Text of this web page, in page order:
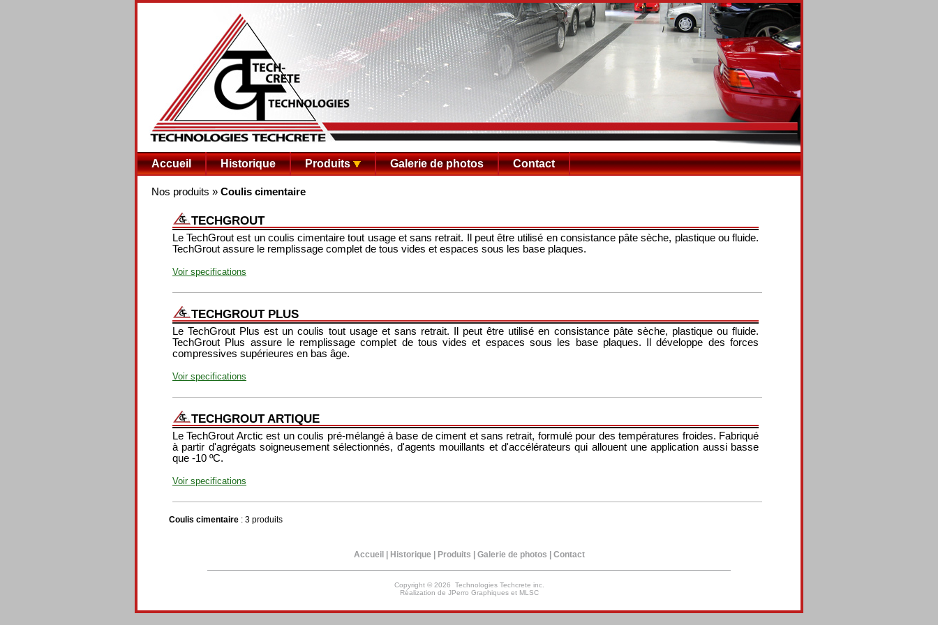
Accueil Historique Produits Galerie de photos Contact
Nos produits » Coulis cimentaire
TECHGROUT
Le TechGrout est un coulis cimentaire tout usage et sans retrait. Il peut être utilisé en consistance pâte sèche, plastique ou fluide.
TechGrout assure le remplissage complet de tous vides et espaces sous les base plaques.
Voir specifications
TECHGROUT PLUS
Le TechGrout Plus est un coulis tout usage et sans retrait. Il peut être utilisé en consistance pâte sèche, plastique ou fluide.
TechGrout Plus assure le remplissage complet de tous vides et espaces sous les base plaques. Il développe des forces
compressives supérieures en bas âge.
Voir specifications
TECHGROUT ARTIQUE
Le TechGrout Arctic est un coulis pré-mélangé à base de ciment et sans retrait, formulé pour des températures froides. Fabriqué
à partir d'agrégats soigneusement sélectionnés, d'agents mouillants et d'accélérateurs qui allouent une application aussi basse
que -10 ºC.
Voir specifications
Coulis cimentaire : 3 produits
Accueil Historique Produits Galerie de photos Contact
Copyright © 2026 Technologies Techcrete inc.
Réalization de JPerro Graphiqueset MLSC